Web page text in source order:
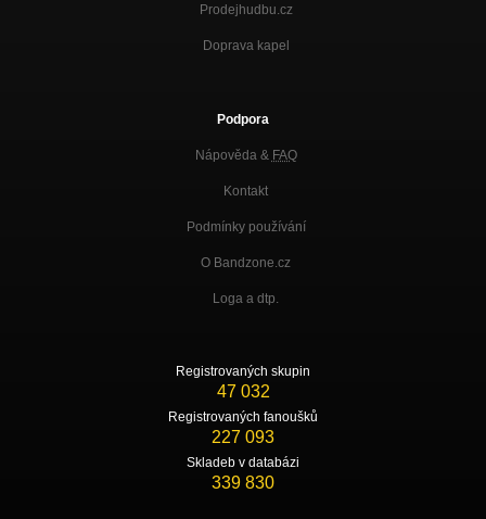
Prodejhudbu.cz
Doprava kapel
Podpora
Nápověda & FAQ
Kontakt
Podmínky používání
O Bandzone.cz
Loga a dtp.
Registrovaných skupin
47 032
Registrovaných fanoušků
227 093
Skladeb v databázi
339 830